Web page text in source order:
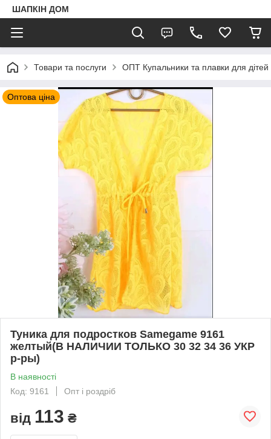
ШАПКIН ДОМ
Товари та послуги ОПТ Купальники та плавки для дітей і
Оптова ціна
Туника для подростков Samegame 9161
желтый(В НАЛИЧИИ ТОЛЬКО 30 32 34 36 УКР
р-ры)
В наявності
Код: 9161
Опт і роздріб
від 113 ₴